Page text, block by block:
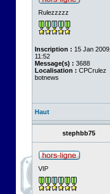
Rulezzzzz
Inscription : 15 Jan 2009,
11:52
Message(s) : 3688
Localisation : CPCrulez
botnews
Haut
stephbb75
VIP